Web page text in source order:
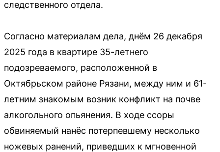
следственного отдела.
Согласно материалам дела, днём 26 декабря
2025 года в квартире 35-летнего
подозреваемого, расположенной в
Октябрьском районе Рязани, между ним и 61-
летним знакомым возник конфликт на почве
алкогольного опьянения. В ходе ссоры
обвиняемый нанёс потерпевшему несколько
ножевых ранений, приведших к мгновенной